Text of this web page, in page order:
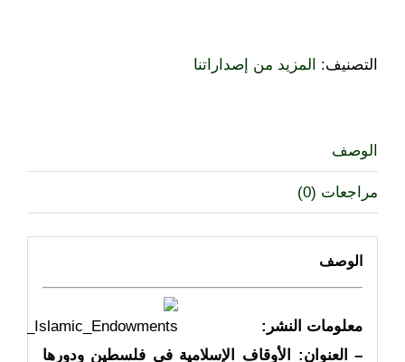
فلسطين
الإسرائيلي
(النسخة
الإلكترونية)
التصنيف: المزيد من إصداراتنا
الوصف
مراجعات (0)
الوصف
معلومات النشر:
– العنوان: الأوقاف الإسلامية في فلسطين ودورها